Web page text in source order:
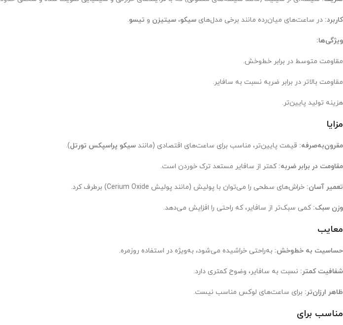
کاربرد: در ساعت‌های میان‌رده مانند برخی مدل‌های سیکو، سیتیزن و تیسو.
ویژگی‌ها:
مقاومت متوسط در برابر خط‌وخش.
مقاومت بالاتر در برابر ضربه نسبت به سافایر.
هزینه تولید پایین‌تر.
مزایا
مقرون‌به‌صرفه: قیمت پایین‌تر، مناسب برای ساعت‌های اقتصادی (مانند سیکو پراسپکس تورتل).
مقاومت در برابر ضربه: کمتر از سافایر مستعد ترک خوردن است.
تعمیر آسان: خراش‌های سطحی را می‌توان با پولیش (مانند پولیش Cerium Oxide) برطرف کرد.
وزن سبک: کمی سبک‌تر از سافایر، که راحتی را افزایش می‌دهد.
معایب
حساسیت به خط‌وخش: به‌راحتی خراشیده می‌شود، به‌ویژه در استفاده روزمره.
شفافیت کمتر: نسبت به سافایر، وضوح کمتری دارد.
ظاهر ارزان‌تر: برای ساعت‌های لوکس مناسب نیست.
مناسب برای